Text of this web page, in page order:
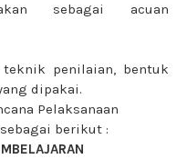
sebagai acuan
penilaian, bentuk
dipakai.
Pelaksanaan
berikut :